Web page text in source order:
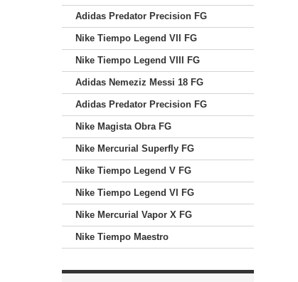
Adidas Predator Precision FG
Nike Tiempo Legend VII FG
Nike Tiempo Legend VIII FG
Adidas Nemeziz Messi 18 FG
Adidas Predator Precision FG
Nike Magista Obra FG
Nike Mercurial Superfly FG
Nike Tiempo Legend V FG
Nike Tiempo Legend VI FG
Nike Mercurial Vapor X FG
Nike Tiempo Maestro